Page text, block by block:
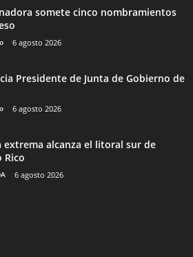
somete cinco nombramientos
6 agosto 2026
Presidente de Junta de Gobierno de
6 agosto 2026
extrema alcanza el litoral sur de
Rico
6 agosto 2026